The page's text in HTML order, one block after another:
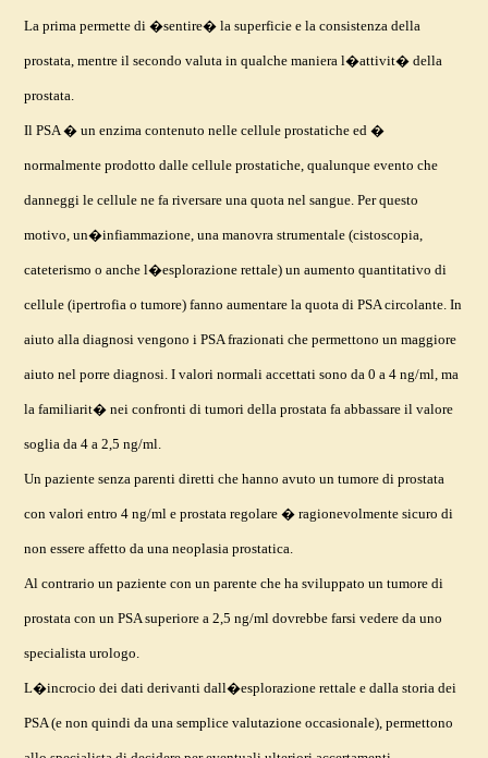
La prima permette di �sentire� la superficie e la consistenza della
prostata, mentre il secondo valuta in qualche maniera l�attivit� della
prostata.
Il PSA � un enzima contenuto nelle cellule prostatiche ed �
normalmente prodotto dalle cellule prostatiche, qualunque evento che
danneggi le cellule ne fa riversare una quota nel sangue. Per questo
motivo, un�infiammazione, una manovra strumentale (cistoscopia,
cateterismo o anche l�esplorazione rettale) un aumento quantitativo di
cellule (ipertrofia o tumore) fanno aumentare la quota di PSA circolante. In
aiuto alla diagnosi vengono i PSA frazionati che permettono un maggiore
aiuto nel porre diagnosi. I valori normali accettati sono da 0 a 4 ng/ml, ma
la familiarit� nei confronti di tumori della prostata fa abbassare il valore
soglia da 4 a 2,5 ng/ml.
Un paziente senza parenti diretti che hanno avuto un tumore di prostata
con valori entro 4 ng/ml e prostata regolare � ragionevolmente sicuro di
non essere affetto da una neoplasia prostatica.
Al contrario un paziente con un parente che ha sviluppato un tumore di
prostata con un PSA superiore a 2,5 ng/ml dovrebbe farsi vedere da uno
specialista urologo.
L�incrocio dei dati derivanti dall�esplorazione rettale e dalla storia dei
PSA (e non quindi da una semplice valutazione occasionale), permettono